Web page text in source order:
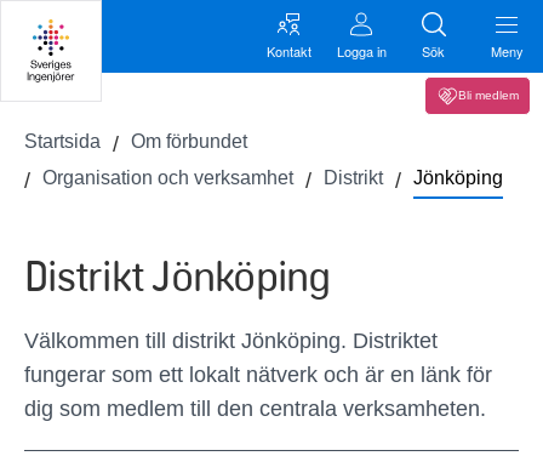
Kontakt Logga in Sök Meny
Bli medlem
Startsida
Om förbundet
Organisation och verksamhet
Distrikt Jönköping
Distrikt Jönköping
Välkommen till distrikt Jönköping. Distriktet
fungerar som ett lokalt nätverk och är en länk för
dig som medlem till den centrala verksamheten.